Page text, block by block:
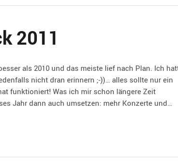
2011
als 2010 und das meiste lief nach Plan. Ich
nicht dran erinnern ;-))… alles sollte nur ein
funktioniert! Was ich mir schon längere Zeit
Jahr dann auch umsetzen: mehr Konzerte und…